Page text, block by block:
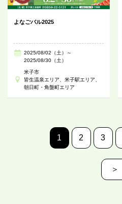
よなごバル2025
2025/08/02（土）～
2025/08/30（土）
米子市
皆生温泉エリア、米子駅エリア、
朝日町・角盤町エリア
1 2 3
＞